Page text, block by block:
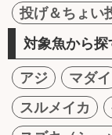
投げ＆ちょい
対象魚から探
アジ マダイ
スルメイカ